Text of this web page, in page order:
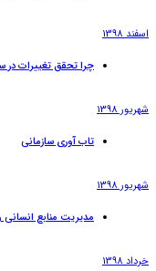
اسفند 1398
چرا تحقق تغییرات
شهریور 1398
تاب آوری سازمانی
شهریور 1398
مدیریت منابع
خرداد 1398